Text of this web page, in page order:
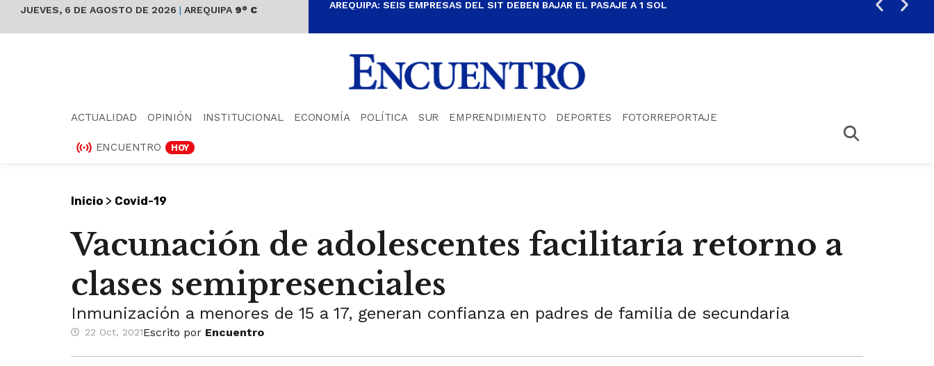
JUEVES, 6 DE AGOSTO DE 2026 | AREQUIPA 9° C AREQUIPA: SEIS EMPRESAS DEL SIT DEBEN BAJAR EL PASAJE A 1 SOL
ACTUALIDAD OPINIÓN INSTITUCIONAL ECONOMÍA POLÍTICA SUR EMPRENDIMIENTO DEPORTES FOTORREPORTAJE
ENCUENTRO HOY
Inicio > Covid-19
Vacunación de adolescentes facilitaría retorno a
clases semipresenciales
Inmunización a menores de 15 a 17, generan confianza en padres de familia de secundaria
22 Oct, 2021Escrito por Encuentro